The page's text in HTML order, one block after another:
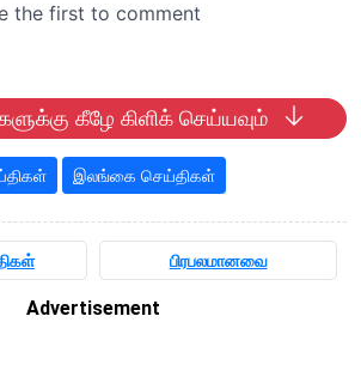
கீழே கிளிக் செய்யவும்
இலங்கை செய்திகள்
பிரபலமானவை
Advertisement